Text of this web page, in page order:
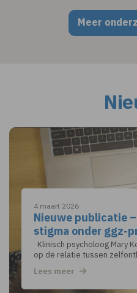
Meer
4 maart 2026
Nieuwe publicatie
stigma onder ggz-
Klinisch psycholoog Mary
op de relatie tussen
Lees meer